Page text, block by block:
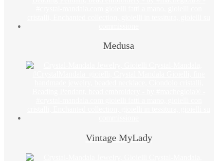
Medusa
Vintage MyLady